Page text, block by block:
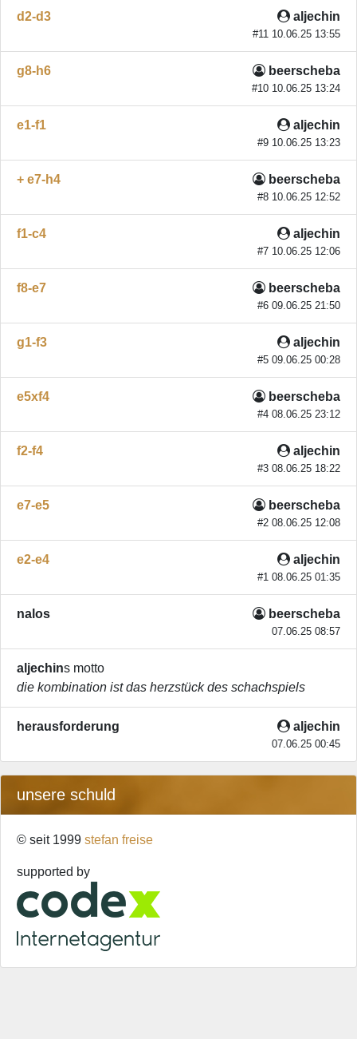
aljechin
#11 10.06.25 13:55
d2-d3
beerscheba
#10 10.06.25 13:24
g8-h6
aljechin
#9 10.06.25 13:23
e1-f1
beerscheba
#8 10.06.25 12:52
+ e7-h4
aljechin
#7 10.06.25 12:06
f1-c4
beerscheba
#6 09.06.25 21:50
f8-e7
aljechin
#5 09.06.25 00:28
g1-f3
beerscheba
#4 08.06.25 23:12
e5xf4
aljechin
#3 08.06.25 18:22
f2-f4
beerscheba
#2 08.06.25 12:08
e7-e5
aljechin
#1 08.06.25 01:35
e2-e4
beerscheba
07.06.25 08:57
nalos
aljechins motto
die kombination ist das herzstück des schachspiels
aljechin
07.06.25 00:45
herausforderung
unsere schuld
© seit 1999 stefan freise
supported by